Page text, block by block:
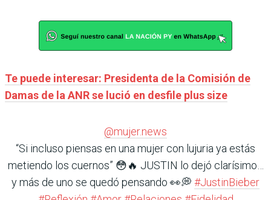
Te puede interesar: Presidenta de la Comisión de
Damas de la ANR se lució en desfile plus size
@mujer.news
“Si incluso piensas en una mujer con lujuria ya estás
metiendo los cuernos” 😳🔥 JUSTIN lo dejó clarísimo…
y más de uno se quedó pensando 👀💭 #JustinBieber